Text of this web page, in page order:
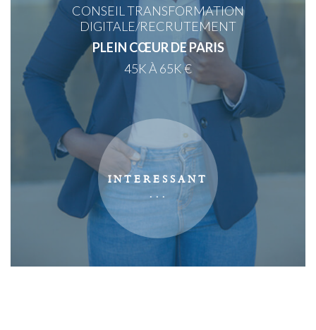
CONSEIL TRANSFORMATION
DIGITALE/RECRUTEMENT
PLEIN CŒUR DE PARIS
45K À 65K €